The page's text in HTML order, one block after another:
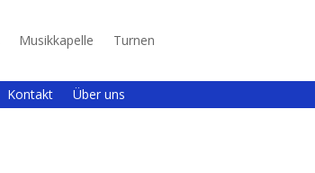
Musikkapelle Turnen
Kontakt Über uns